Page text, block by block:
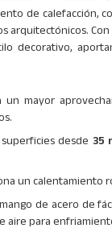
de calefacción,
arquitectónicos.
decorativo,
un mayor
desde 35
un calentamiento
de acero de
aire para